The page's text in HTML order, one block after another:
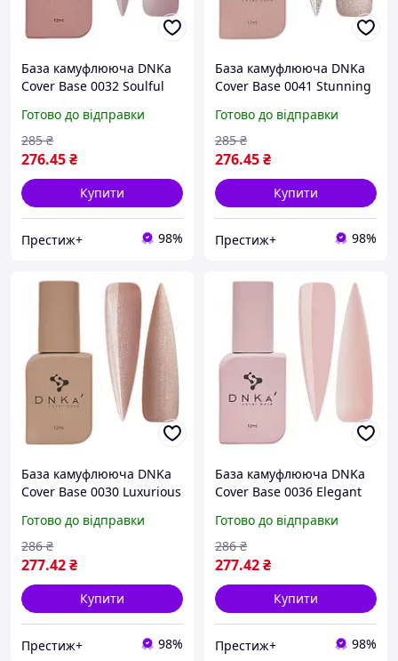
База камуфлююча DNKa
Cover Base 0032 Soulful
12 мл original
Готово до відправки
276.45₴
285 ₴
Купити
Престиж+ 98%
База камуфлююча DNKa
Cover Base 0041 Stunning
голографічним шимером
12 мл original
Готово до відправки
276.45₴
285 ₴
Купити
Престиж+ 98%
База камуфлююча DNKa
Cover Base 0030 Luxurious
срібним шиммером 12 мл
original
Готово до відправки
277.42₴
286 ₴
Купити
Престиж+ 98%
База камуфлююча DNKa
Cover Base 0036 Elegant
персиковий 12 мл original
Готово до відправки
277.42₴
286 ₴
Купити
Престиж+ 98%